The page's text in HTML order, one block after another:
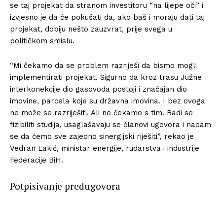
se taj projekat da stranom investitoru “na lijepe oči” i
izvjesno je da će pokušati da, ako baš i moraju dati taj
projekat, dobiju nešto zauzvrat, prije svega u
političkom smislu.
“Mi čekamo da se problem razriješi da bismo mogli
implementirati projekat. Sigurno da kroz trasu Južne
interkonekcije dio gasovoda postoji i značajan dio
imovine, parcela koje su državna imovina. I bez ovoga
ne može se razriješiti. Ali ne čekamo s tim. Radi se
fizibiliti studija, usaglašavaju se članovi ugovora i nadam
se da ćemo sve zajedno sinergijski riješiti”, rekao je
Vedran Lakić, ministar energije, rudarstva i industrije
Federacije BiH.
Potpisivanje predugovora